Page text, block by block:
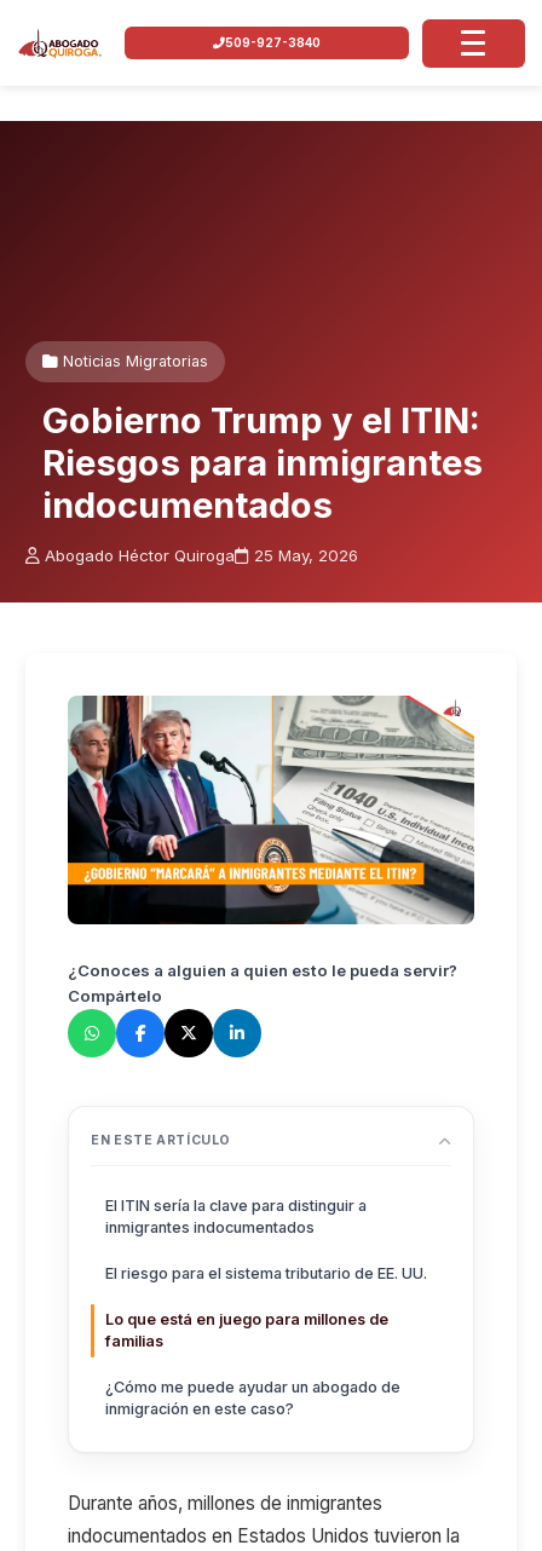
509-927-3840
Noticias Migratorias
Gobierno Trump y el ITIN:
Riesgos para inmigrantes
indocumentados
Abogado Héctor Quiroga 25 May, 2026
¿Conoces a alguien a quien esto le pueda servir?
Compártelo
EN ESTE ARTÍCULO
El ITIN sería la clave para distinguir a
inmigrantes indocumentados
El riesgo para el sistema tributario de EE. UU.
Lo que está en juego para millones de
familias
¿Cómo me puede ayudar un abogado de
inmigración en este caso?
Durante años, millones de inmigrantes
indocumentados en Estados Unidos tuvieron la